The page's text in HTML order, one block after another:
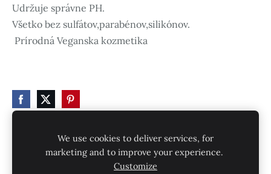
Udržuje správne PH.
Všetko bez sulfátov,parabénov,silikónov.
Prírodná Veganska kozmetika
Súbory cookie
We use cookies to deliver services, for
marketing and to improve your experience.
Customize